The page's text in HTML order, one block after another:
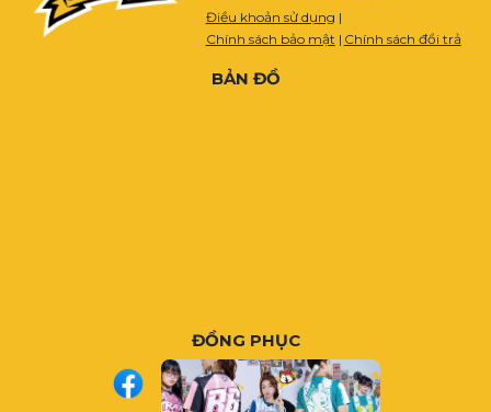
Điều khoản sử dụng |
Chính sách bảo mật | Chính sách đổi trả
BẢN ĐỒ
ĐỒNG PHỤC